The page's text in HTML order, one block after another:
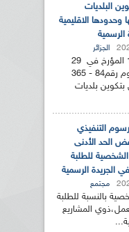
البلديات
وحدودها الاقليمية
الرسمية
الجزائر
صدر المرسوم التنفيذي رقم 21 - 128 المؤرخ في 29
مارس 2021 الذي يعدل ويتمم المرسوم رقم84 - 365
والخاص بتكوين بلديات
التنفيذي
الحد الأدنى
للطلبة
الجريدة الرسمية
مجتمع
بالنسبة للطلبة
المشاريع